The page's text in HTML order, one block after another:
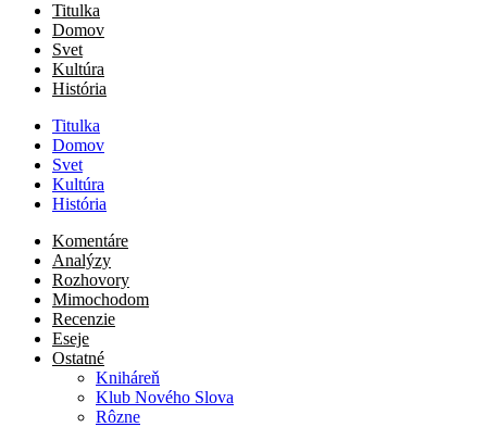
Titulka
Domov
Svet
Kultúra
História
Titulka
Domov
Svet
Kultúra
História
Komentáre
Analýzy
Rozhovory
Mimochodom
Recenzie
Eseje
Ostatné
Kniháreň
Klub Nového Slova
Rôzne